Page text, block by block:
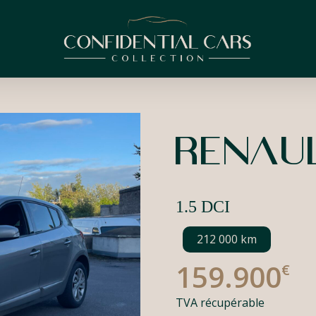
1.5 DCI
212 000 km
159.900€
TVA récupérable